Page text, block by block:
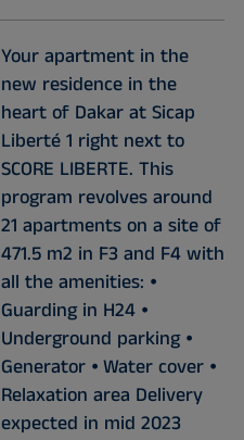
Your apartment in the
new residence in the
heart of Dakar at Sicap
Liberté 1 right next to
SCORE LIBERTE. This
program revolves around
21 apartments on a site of
471.5 m2 in F3 and F4 with
all the amenities: ⦁
Guarding in H24 ⦁
Underground parking ⦁
Generator ⦁ Water cover ⦁
Relaxation area Delivery
expected in mid 2023